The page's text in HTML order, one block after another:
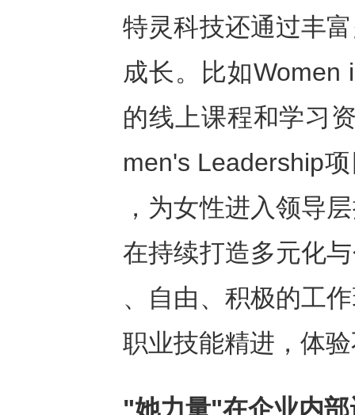
特灵科技还通过丰
成长。比如Women
的线上课程和学习
men's Leadership
，为女性进入领导
在持续打造多元化
、自由、积极的工
职业技能精进，体
"她力量"在企业内部